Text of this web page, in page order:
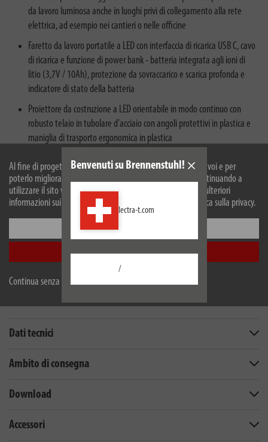
Al fine di progettare il nostro sito web in modo ottimale per voi e per
poterlo migliorare continuamente, utilizziamo i cookies. Continuando a
utilizzare il sito web, accetti il nostro utilizzo dei cookie. Per ulteriori
informazioni sui cookie, si prega di consultare la nostra politica sulla privacy.
Configurare
Accetta tutti
Continua senza accettare
Benvenuti su Brennenstuhl!
lectra-t.com
/
da lavoro luminosa anche in luoghi privi di collegamento alla rete
elettrica, ad esempio nei cantieri o nelle officine
Faretto da lavoro portatile a LED con interfaccia di ricarica USB C, cavo
di ricarica e funzione di power bank - batteria integrata agli ioni di
litio (3,7V / 10Ah), protezione da sovraccarico e scarica profonda e
indicatore di stato della batteria
Proiettore da costruzione a LED orientabile in modo continuo con
robusto telaio in tubolare d'acciaio con angoli protettivi in plastica e
maniglia di trasporto ergonomica in plastica
Faretto LED ricaricabile mobile con una durata della luce di: 3h
(100%), 6h (50%), 12h (25%) - incluso cavo di ricarica da 1m
Dati tecnici
Ambito di consegna
Download
Accessori